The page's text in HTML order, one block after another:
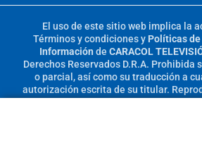
El uso de este sitio web implica la
Términos y condicionesy Políticas
Información de CARACOL
Derechos Reservados D.R.A. Prohibida
o parcial, así como su traducción a
autorización escrita de su titular.